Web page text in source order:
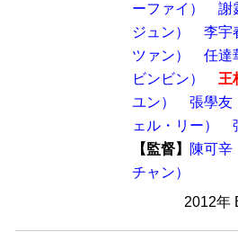
ーファイ）
謝
ジュン）
李宇
ツァン）
任達
ビンビン）
王
ユン）
張學友
ェル・リー）
【監督】
陳可辛
チャン）
2012年